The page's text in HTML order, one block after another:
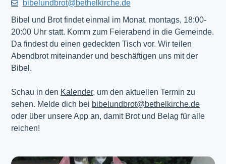
bibelundbrot@bethelkirche.de
Bibel und Brot findet einmal im Monat, montags, 18:00-
20:00 Uhr statt. Komm zum Feierabend in die Gemeinde.
Da findest du einen gedeckten Tisch vor. Wir teilen
Abendbrot miteinander und beschäftigen uns mit der
Bibel.
Schau in den Kalender, um den aktuellen Termin zu
sehen. Melde dich bei bibelundbrot@bethelkirche.de
oder über unsere App an, damit Brot und Belag für alle
reichen!